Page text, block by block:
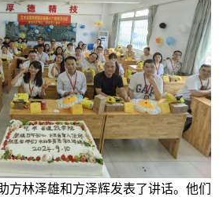
方林泽雄和方泽辉发表了讲话。他们